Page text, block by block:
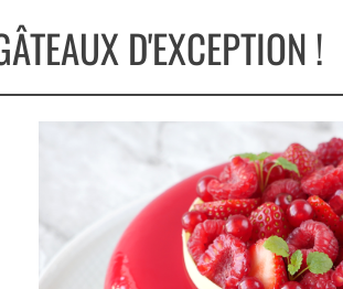
D'EXCEPTION !